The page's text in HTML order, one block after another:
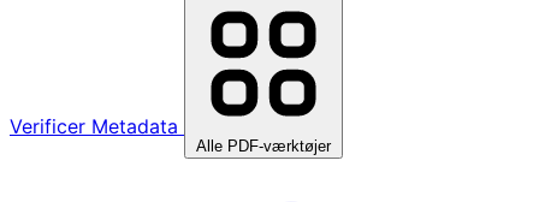
Verificer Metadata
Alle PDF-værktøjer